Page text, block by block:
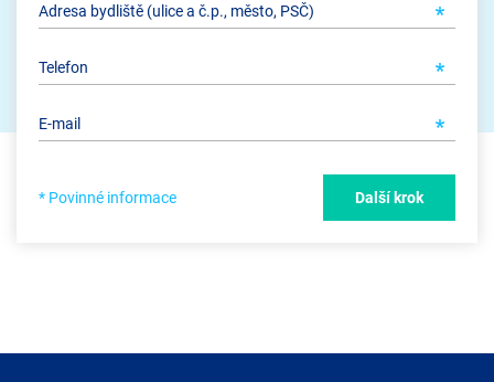
* Povinné informace Další krok